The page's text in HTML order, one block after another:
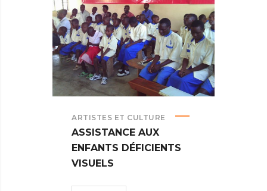
ARTISTES ET CULTURE
ASSISTANCE AUX
ENFANTS DÉFICIENTS
VISUELS